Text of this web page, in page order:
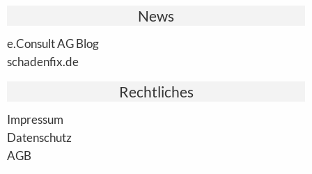
News
e.Consult AG Blog
schadenfix.de
Rechtliches
Impressum
Datenschutz
AGB